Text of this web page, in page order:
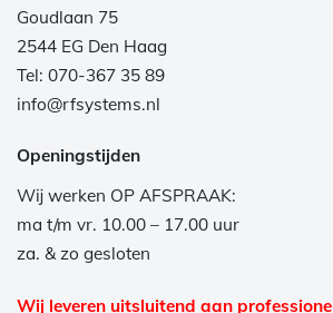
Goudlaan 75
2544 EG Den Haag
Tel: 070-367 35 89
info@rfsystems.nl
Openingstijden
Wij werken OP AFSPRAAK:
ma t/m vr. 10.00 – 17.00 uur
za. & zo gesloten
Wij leveren uitsluitend aan